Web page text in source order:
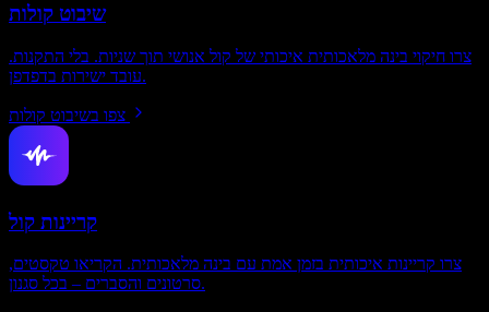
שיבוט קולות
צרו חיקוי בינה מלאכותית איכותי של קול אנושי תוך שניות. בלי התקנות.
עובד ישירות בדפדפן.
צפו בשיבוט קולות
קריינות קול
צרו קריינות איכותית בזמן אמת עם בינה מלאכותית. הקריאו טקסטים,
סרטונים והסברים – בכל סגנון.